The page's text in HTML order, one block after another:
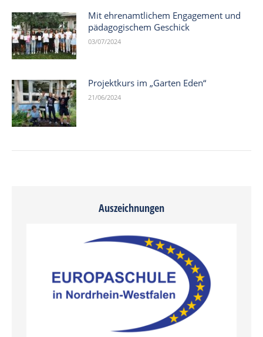
Mit ehrenamtlichem Engagement und
pädagogischem Geschick
03/07/2024
Projektkurs im „Garten Eden“
21/06/2024
Auszeichnungen